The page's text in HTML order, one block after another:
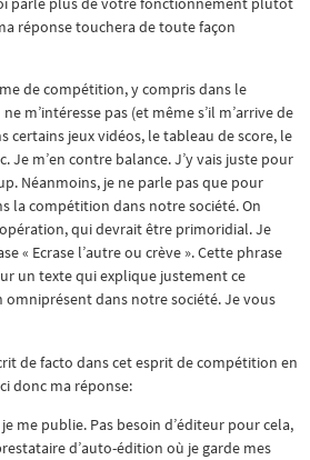
réponse touchera de toute façon
de compétition, y compris dans le
m’intéresse pas (et même s’il m’arrive de
certains jeux vidéos, le tableau de score, le
Je m’en contre balance. J’y vais juste pour
Néanmoins, je ne parle pas que pour
la compétition dans notre société. On
qui devrait être primoridial. Je
« Ecrase l’autre ou crève ». Cette phrase
un texte qui explique justement ce
dans notre société. Je vous
de facto dans cet esprit de compétition en
donc ma réponse:
me publie. Pas besoin d’éditeur pour cela,
d’auto-édition où je garde mes